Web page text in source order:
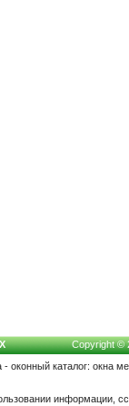
Copyright ©
- оконный каталог: окна
информации,